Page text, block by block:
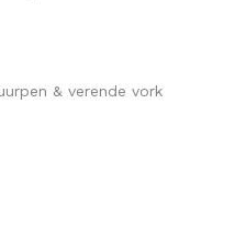
& verende vork